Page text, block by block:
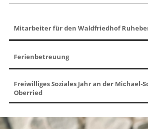
Mitarbeiter für den Waldfriedhof
Ferienbetreuung
Freiwilliges Soziales Jahr an der Michael-
Oberried